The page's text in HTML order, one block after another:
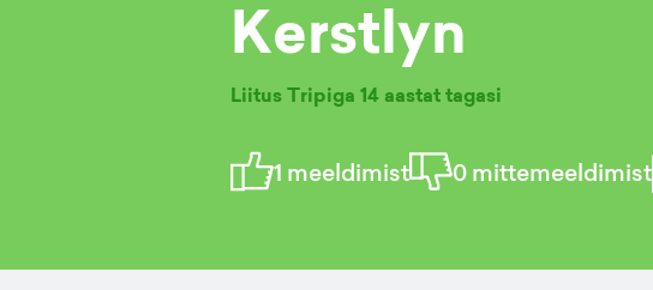
Kerstlyn
Liitus Tripiga 14 aastat tagasi
1 meeldimist 0mittemeeldimist